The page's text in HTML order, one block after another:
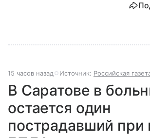
15 часов назад Источник: Российская
В Саратове в
остается один
пострадавший при